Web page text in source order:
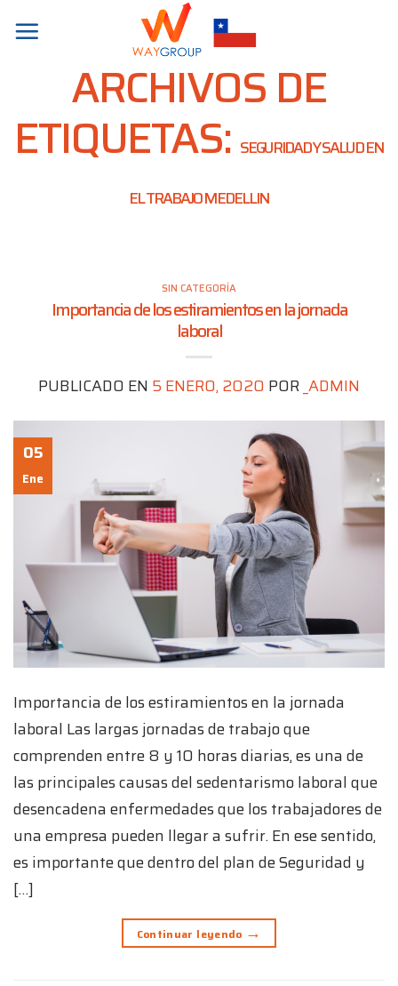
ARCHIVOS DE
ETIQUETAS: SEGURIDAD Y SALUD EN
EL TRABAJO MEDELLIN
SIN CATEGORÍA
Importancia de los estiramientos en la jornada
laboral
PUBLICADO EN 5 ENERO, 2020 POR _ADMIN
05
Ene
Importancia de los estiramientos en la jornada
laboral Las largas jornadas de trabajo que
comprenden entre 8 y 10 horas diarias, es una de
las principales causas del sedentarismo laboral que
desencadena enfermedades que los trabajadores de
una empresa pueden llegar a sufrir. En ese sentido,
es importante que dentro del plan de Seguridad y
[…]
Continuar leyendo →